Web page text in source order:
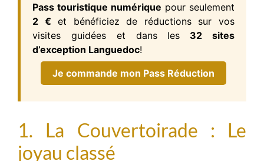
Pass touristique numérique pour seulement
2 € et bénéficiez de réductions sur vos
visites guidées et dans les 32 sites
d’exception Languedoc!
Je commande mon Pass Réduction
1. La Couvertoirade : Le
joyau classé